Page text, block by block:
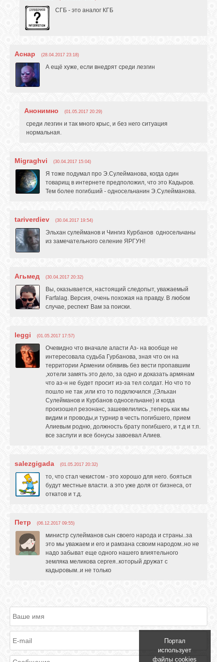
САЙТЫ
ВОПРОСЫ /
ОТВЕТЫ
КОНТАКТЫ
RSS
GOOGLE+
FACEBOOK
СГБ - это аналог КГБ
Аснар (28.04.2017 23:18)
А ещё хуже, если внедрят среди лезгин
Анонимно (01.05.2017 20:29)
среди лезгин и так много крыс, и без него ситуация
нормальная.
Migraghvi (30.04.2017 15:04)
Я тоже подумал про Э.Сулейманова, когда один
товарищ в интернете предположил, что это Кадыров.
Тем более погибший - односельчанин Э.Сулейманова.
tariverdiev (30.04.2017 19:54)
Эльхан сулейманов и Чингиз Курбанов односельчаны
из замечательного селение ЯРГУН!
Агьмед (30.04.2017 20:32)
Вы, оказывается, настоящий следопыт, уважаемый
Farfalag. Версия, очень похожая на правду. В любом
случае, респект Вам за поиски.
leggi (01.05.2017 17:57)
Очевидно что вначале аласти Аз- на вообще не
интересовала судьба Гурбанова, зная что он на
территории Армении обявивь без вести пропавшим
,хотели замять это дело, за одно и доказать армянам
что аз-н не будет просит из-за тел солдат. Но что то
пошло не так ,или кто то подключился ,(Эльхан
Сулейманов и Курбанов односельчане) и когда
произошел резонанс, зашевелились ,теперь как мы
видим и проводы,и турнир в честь погибшего, прием
Алиевым родню, должность брату погибшего, и т.д и т.п.
все заслуги и все бонусы завоевал Алиев.
salezgigada (01.05.2017 20:32)
то, что стал чекистом - это хорошо для него. бояться
будут местные власти. а это уже доля от бизнеса, от
откатов и т.д.
Петр (06.12.2017 09:55)
министр сулейманов сын своего народа и страны..за
это мы уважаем и его и рамзана ссвоим народом..но не
надо забыват еще одного нашего влиятельного
земляка меликова сергея..который дружат с
кадыровым..и не только
Портал
использует
файлы cookies